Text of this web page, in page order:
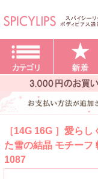
［14G 16G ］愛ら
た雪の結晶 モチーフ
1087